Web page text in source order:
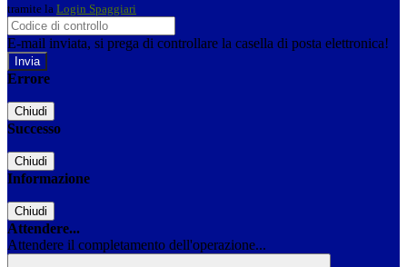
tramite la Login Spaggiari
E-mail inviata, si prega di controllare la casella di posta elettronica!
Errore
Chiudi
Successo
Chiudi
Informazione
Chiudi
Attendere...
Attendere il completamento dell'operazione...